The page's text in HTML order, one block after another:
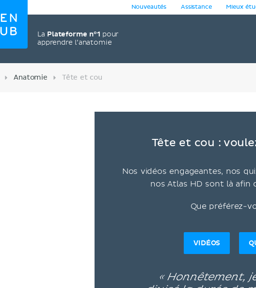
La Plateforme n°1 pour
apprendre l’anatomie
Nouveautés Assistance Mieux
Anatomie Tête et cou
Tête et cou :
Nos vidéos engageantes, nos
nos Atlas HD sont là afin
Que préférez-
VIDÉOS
« Honnêtement,